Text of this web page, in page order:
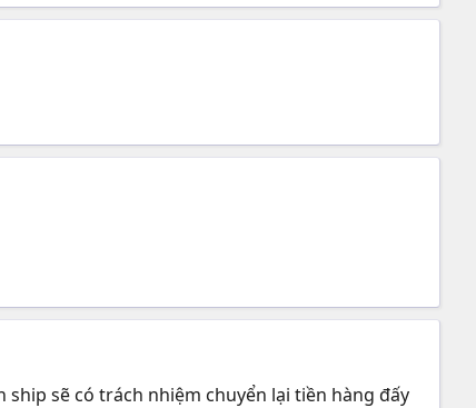
sẽ có trách nhiệm chuyển lại tiền hàng đấy